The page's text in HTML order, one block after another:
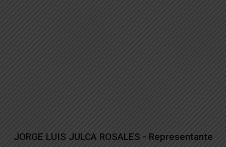
JORGE LUIS JULCA ROSALES - Representante